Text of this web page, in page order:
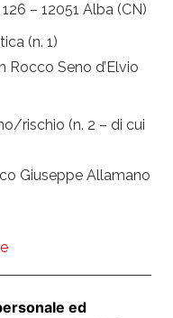
– 12051 Alba (CN)
(n. 1)
Rocco Seno d’Elvio
rischio (n. 2 – di cui
Giuseppe Allamano
ed